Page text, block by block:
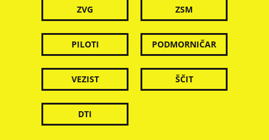
ZVG ZSM
PILOTI PODMORNIČAR
VEZIST ŠČIT
DTI